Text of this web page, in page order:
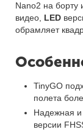
Nano2 на борту
видео, LED
обрамляет
TinyGO
полета
Надежная и
версии